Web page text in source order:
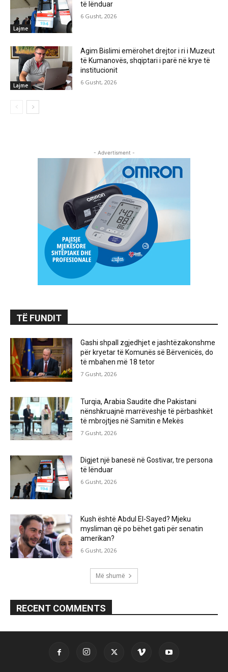
Lajme
të lënduar
6 Gusht, 2026
Lajme
Agim Bislimi emërohet drejtor i ri i Muzeut
të Kumanovës, shqiptari i parë në krye të
institucionit
6 Gusht, 2026
- Advertisment -
TË FUNDIT
Gashi shpall zgjedhjet e jashtëzakonshme
për kryetar të Komunës së Bërvenicës, do
të mbahen më 18 tetor
7 Gusht, 2026
Turqia, Arabia Saudite dhe Pakistani
nënshkruajnë marrëveshje të përbashkët
të mbrojtjes në Samitin e Mekës
7 Gusht, 2026
Digjet një banesë në Gostivar, tre persona
të lënduar
6 Gusht, 2026
Kush është Abdul El-Sayed? Mjeku
mysliman që po bëhet gati për senatin
amerikan?
6 Gusht, 2026
Më shumë
RECENT COMMENTS